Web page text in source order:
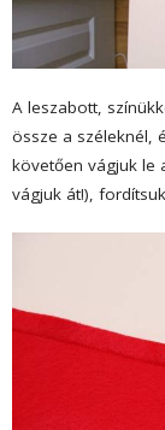
A leszabott,
össze a széleknél,
követően vágjuk le
vágjuk át!),